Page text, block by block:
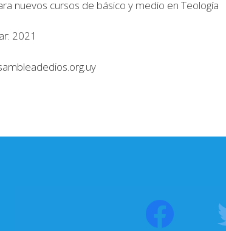
nuevos cursos de básico y medio en Teología
2021